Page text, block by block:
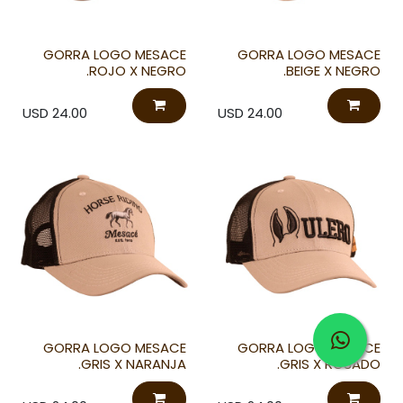
GORRA LOGO MESACE
BEIGE X NEGRO.
USD 24.00
GORRA LOGO MESACE
ROJO X NEGRO.
USD 24.00
GORRA LOGO MESACE
GRIS X ROSADO.
GORRA LOGO MESACE
GRIS X NARANJA.